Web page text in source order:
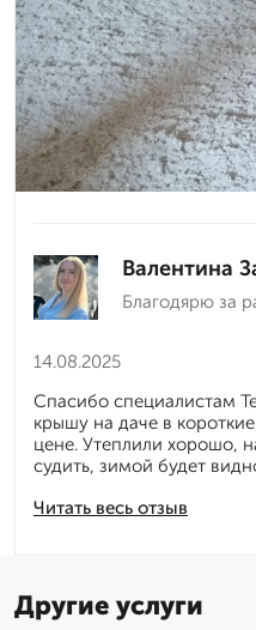
Валентина
Благодярю за
14.08.2025
Читать весь отзыв
Спасибо специалистам
крышу на даче в
цене. Утеплили хорошо,
судить, зимой будет
Другие услуги